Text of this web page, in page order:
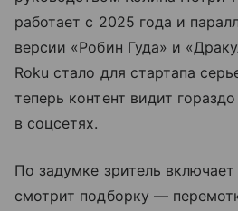
работает с 2025 года и
версии «Робин Гуда» и
Roku стало для стартапа
теперь контент видит
в соцсетях.
По задумке зритель
смотрит подборку —